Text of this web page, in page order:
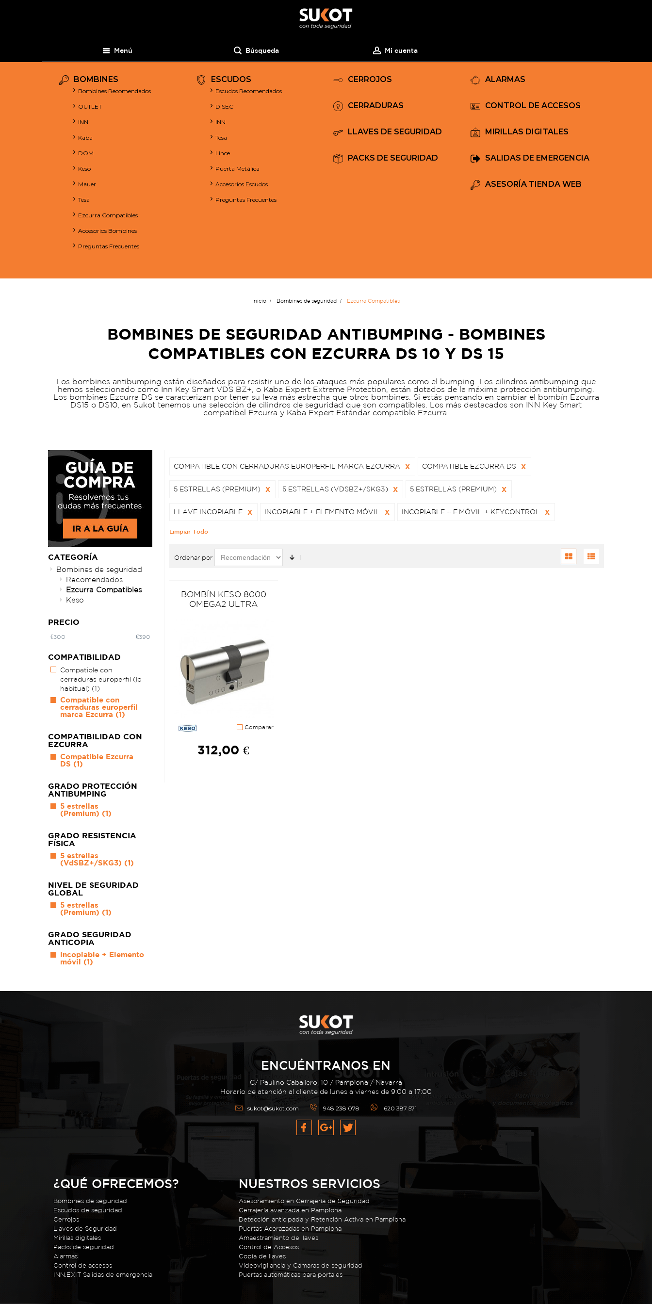
Menú Búsqueda Mi cuenta
BOMBINES
Bombines Recomendados
OUTLET
INN
Kaba
DOM
Keso
Mauer
Tesa
Ezcurra Compatibles
Accesorios Bombines
Preguntas Frecuentes
ESCUDOS
Escudos Recomendados
DISEC
INN
Tesa
Lince
Puerta Metálica
Accesorios Escudos
Preguntas Frecuentes
CERROJOS
CERRADURAS
LLAVES DE SEGURIDAD
PACKS DE SEGURIDAD
ALARMAS
CONTROL DE ACCESOS
MIRILLAS DIGITALES
SALIDAS DE EMERGENCIA
ASESORÍA TIENDA WEB
Inicio Bombines de seguridad Ezcurra Compatibles
BOMBINES DE SEGURIDAD ANTIBUMPING - BOMBINES
COMPATIBLES CON EZCURRA DS 10 Y DS 15
Los bombines antibumping están diseñados para resistir uno de los ataques más populares como el bumping. Los cilindros antibumping que
hemos seleccionado como Inn Key Smart VDS BZ+, o Kaba Expert Extreme Protection, están dotados de la máxima protección antibumping.
Los bombines Ezcurra DS se caracterizan por tener su leva más estrecha que otros bombines. Si estás pensando en cambiar el bombín Ezcurra
DS15 o DS10, en Sukot tenemos una selección de cilindros de seguridad que son compatibles. Los más destacados son INN Key Smart
compatibel Ezcurra y Kaba Expert Estándar compatible Ezcurra.
COMPATIBLE CON CERRADURAS EUROPERFIL MARCA EZCURRA X COMPATIBLE EZCURRA DS X
5 ESTRELLAS (PREMIUM) X 5 ESTRELLAS (VDSBZ+/SKG3) X 5 ESTRELLAS (PREMIUM) X
LLAVE INCOPIABLE X INCOPIABLE + ELEMENTO MÓVIL X INCOPIABLE + E.MÓVIL + KEYCONTROL X
Limpiar Todo
Ordenar por
BOMBÍN KESO 8000
OMEGA2 ULTRA
Comparar
312,00 €
CATEGORÍA
Bombines de seguridad
Recomendados
Ezcurra Compatibles
Keso
PRECIO
€300 €390
COMPATIBILIDAD
Compatible con
cerraduras europerfil (lo
habitual) (1)
Compatible con
cerraduras europerfil
marca Ezcurra (1)
COMPATIBILIDAD CON
EZCURRA
Compatible Ezcurra
DS (1)
GRADO PROTECCIÓN
ANTIBUMPING
5 estrellas
(Premium) (1)
GRADO RESISTENCIA
FÍSICA
5 estrellas
(VdSBZ+/SKG3) (1)
NIVEL DE SEGURIDAD
GLOBAL
5 estrellas
(Premium) (1)
GRADO SEGURIDAD
ANTICOPIA
Incopiable + Elemento
móvil (1)
ENCUÉNTRANOS EN
C/ Paulino Caballero, 10 / Pamplona / Navarra
Horario de atención al cliente de lunes a viernes de 9:00 a 17:00
sukot@sukot.com 948 238 078 620 387 571
¿QUÉ OFRECEMOS?
Bombines de seguridad
Escudos de seguridad
Cerrojos
Llaves de Seguridad
Mirillas digitales
Packs de seguridad
Alarmas
Control de accesos
INN.EXIT Salidas de emergencia
NUESTROS SERVICIOS
Asesoramiento en Cerrajería de Seguridad
Cerrajería avanzada en Pamplona
Detección anticipada y Retención Activa en Pamplona
Puertas Acorazadas en Pamplona
Amaestramiento de llaves
Control de Accesos
Copia de llaves
Videovigilancia y Cámaras de seguridad
Puertas automáticas para portales